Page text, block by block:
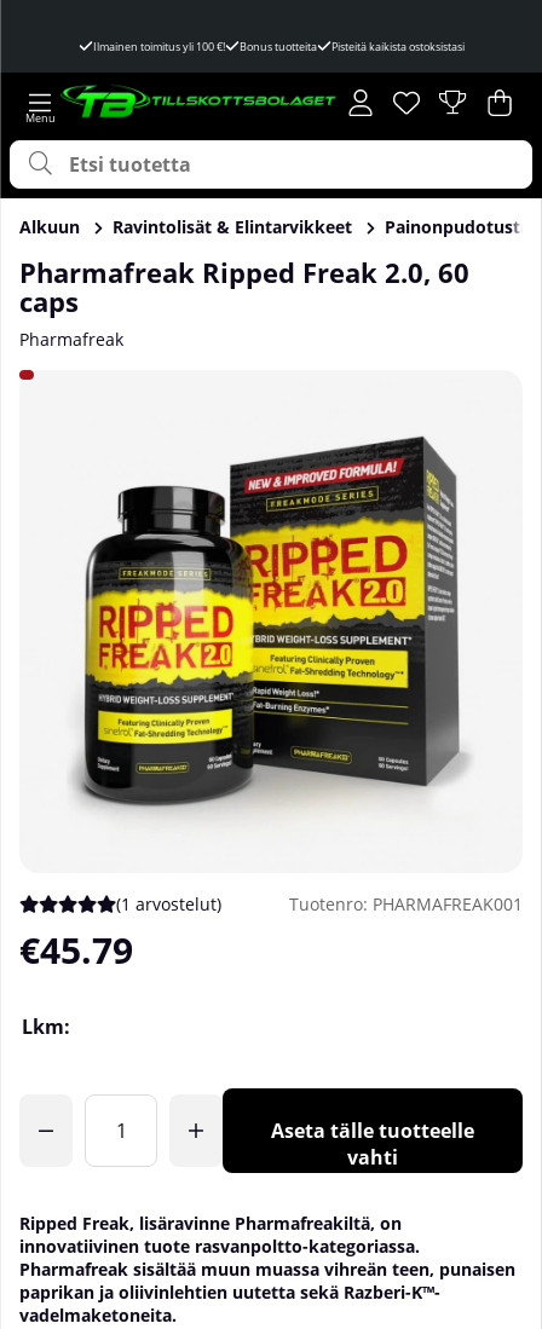
Ilmainen toimitus yli 100 €! Bonus tuotteita Pisteitä kaikista ostoksistasi
Toivelista
Lukumäärä
. .
Alkuun Ravintolisät & Elintarvikkeet Painonpudotusta
Pharmafreak Ripped Freak 2.0, 60
caps
Pharmafreak
Tuotekuvat Pharmafreak Ripped Freak 2.0, 60 caps
Keskiarvoluokitus 5 / 5 Arvioiden määrä 1
(1 arvostelut) Tuotenro: PHARMAFREAK001
€45.79
Lkm:
Aseta tälle tuotteelle
vahti
Ripped Freak, lisäravinne Pharmafreakiltä, on
innovatiivinen tuote rasvanpoltto-kategoriassa.
Pharmafreak sisältää muun muassa vihreän teen, punaisen
paprikan ja oliivinlehtien uutetta sekä Razberi-K™-
vadelmaketoneita.